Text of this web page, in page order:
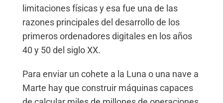
limitaciones físicas y esa fue una de las
razones principales del desarrollo de los
primeros ordenadores digitales en los años
40 y 50 del siglo XX.
Para enviar un cohete a la Luna o una nave a
Marte hay que construir máquinas capaces